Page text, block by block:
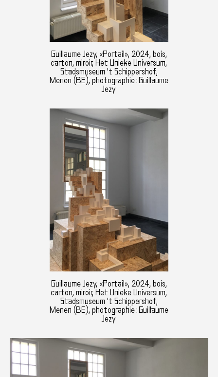
Guillaume Jezy, «Portail», 2024, bois,
carton, miroir, Het Unieke Universum,
Stadsmuseum 't Schippershof,
Menen (BE), photographie : Guillaume
Jezy
Guillaume Jezy, «Portail», 2024, bois,
carton, miroir, Het Unieke Universum,
Stadsmuseum 't Schippershof,
Menen (BE), photographie : Guillaume
Jezy